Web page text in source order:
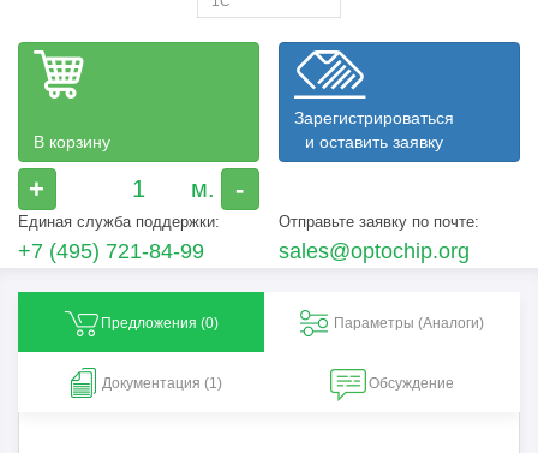
В корзину
+ -
Зарегистрироваться
и оставить заявку
Единая служба поддержки:
+7 (495) 721-84-99
Отправьте заявку по почте:
sales@optochip.org
Предложения (0) Параметры (Aналоги)
Документация (1) Обсуждение